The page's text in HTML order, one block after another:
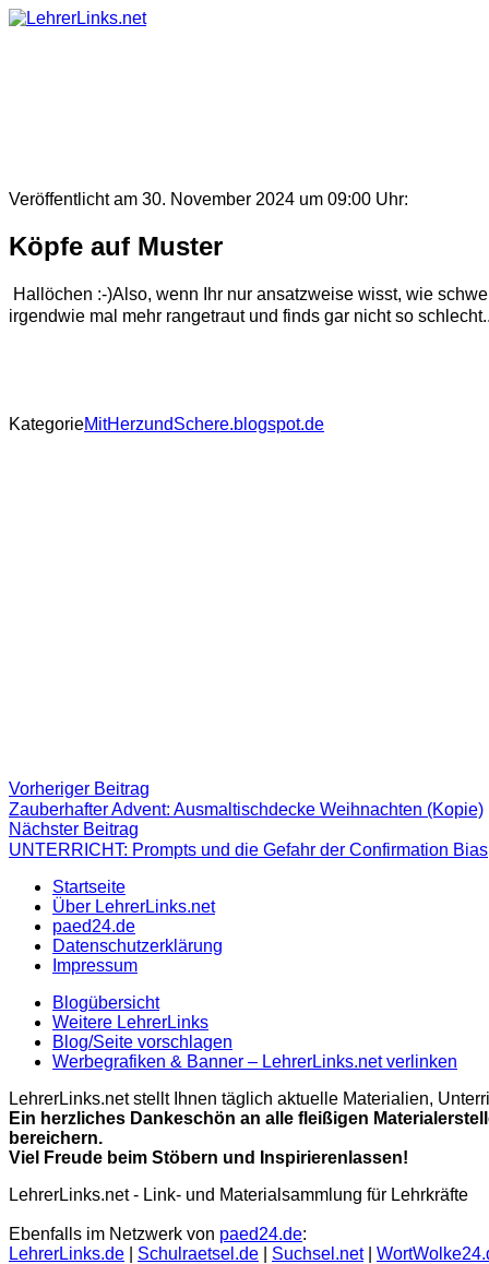
Skip
Veröffentlicht am 30. November 2024 um 09:00 Uhr:
Köpfe auf Muster
Hallöchen :-)Also, wenn Ihr nur ansatzweise wisst, wie
irgendwie mal mehr rangetraut und finds gar nicht so
KategorieMitHerzundSchere.blogspot.de
Beitragsnavigation
Vorheriger Beitrag
Beitrag:
Zauberhafter Advent: Ausmaltischdecke Weihnachten (Kopie)
Nächster Beitrag
Beitrag
UNTERRICHT: Prompts und die Gefahr der Confirmation Bias
Startseite
Über LehrerLinks.net
paed24.de
Datenschutzerklärung
Impressum
Blogübersicht
Weitere LehrerLinks
Blog/Seite vorschlagen
Werbegrafiken & Banner – LehrerLinks.net verlinken
LehrerLinks.net stellt Ihnen täglich aktuelle Materialien,
Ein herzliches Dankeschön an alle fleißigen
bereichern.
Viel Freude beim Stöbern und Inspirierenlassen!
LehrerLinks.net - Link- und Materialsammlung für Lehrkräfte
Ebenfalls im Netzwerk von paed24.de:
LehrerLinks.de
Schulraetsel.de Suchsel.net|